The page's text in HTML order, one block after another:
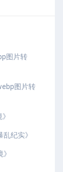
图片转
图片转
》
乱纪实》
》